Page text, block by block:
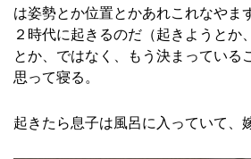
は姿勢とか位置とかあれこれなやま
２時代に起きるのだ（起きようとか
とか、ではなく、もう決まっている
思って寝る。
起きたら息子は風呂に入っていて、